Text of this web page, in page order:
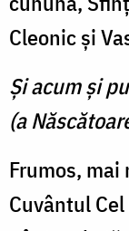
Cleonic şi
Şi acum şi
(a
Frumos,
Cuvântul